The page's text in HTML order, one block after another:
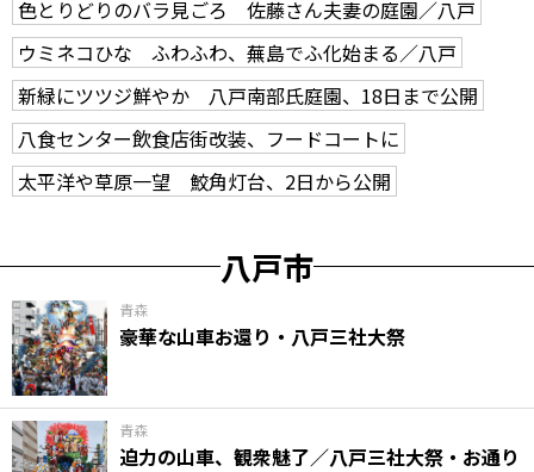
色とりどりのバラ見ごろ 佐藤さん夫妻の庭園／八戸
ウミネコひな ふわふわ、蕪島でふ化始まる／八戸
新緑にツツジ鮮やか 八戸南部氏庭園、18日まで公開
八食センター飲食店街改装、フードコートに
太平洋や草原一望 鮫角灯台、2日から公開
八戸市
青森
豪華な山車お還り・八戸三社大祭
青森
迫力の山車、観衆魅了／八戸三社大祭・お通り